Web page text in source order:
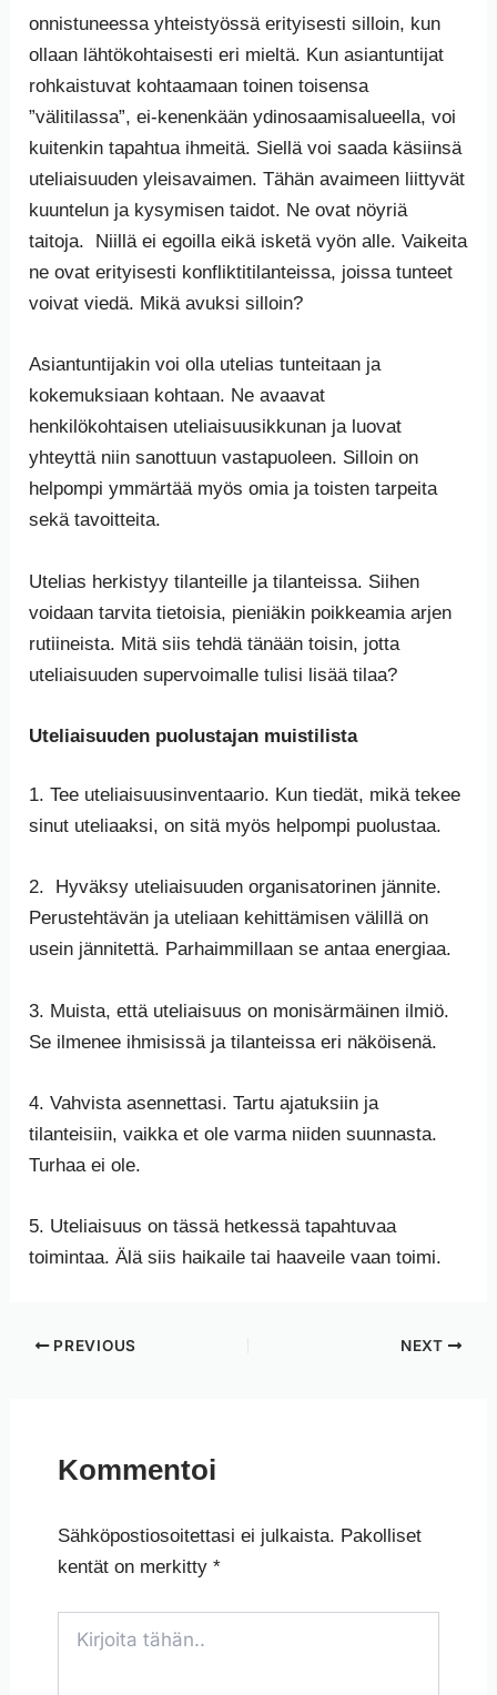
onnistuneessa yhteistyössä erityisesti silloin, kun
ollaan lähtökohtaisesti eri mieltä. Kun asiantuntijat
rohkaistuvat kohtaamaan toinen toisensa
”välitilassa”, ei-kenenkään ydinosaamisalueella, voi
kuitenkin tapahtua ihmeitä. Siellä voi saada käsiinsä
uteliaisuuden yleisavaimen. Tähän avaimeen liittyvät
kuuntelun ja kysymisen taidot. Ne ovat nöyriä
taitoja. Niillä ei egoilla eikä isketä vyön alle. Vaikeita
ne ovat erityisesti konfliktitilanteissa, joissa tunteet
voivat viedä. Mikä avuksi silloin?
Asiantuntijakin voi olla utelias tunteitaan ja
kokemuksiaan kohtaan. Ne avaavat
henkilökohtaisen uteliaisuusikkunan ja luovat
yhteyttä niin sanottuun vastapuoleen. Silloin on
helpompi ymmärtää myös omia ja toisten tarpeita
sekä tavoitteita.
Utelias herkistyy tilanteille ja tilanteissa. Siihen
voidaan tarvita tietoisia, pieniäkin poikkeamia arjen
rutiineista. Mitä siis tehdä tänään toisin, jotta
uteliaisuuden supervoimalle tulisi lisää tilaa?
Uteliaisuuden puolustajan muistilista
1. Tee uteliaisuusinventaario. Kun tiedät, mikä tekee
sinut uteliaaksi, on sitä myös helpompi puolustaa.
2. Hyväksy uteliaisuuden organisatorinen jännite.
Perustehtävän ja uteliaan kehittämisen välillä on
usein jännitettä. Parhaimmillaan se antaa energiaa.
3. Muista, että uteliaisuus on monisärmäinen ilmiö.
Se ilmenee ihmisissä ja tilanteissa eri näköisenä.
4. Vahvista asennettasi. Tartu ajatuksiin ja
tilanteisiin, vaikka et ole varma niiden suunnasta.
Turhaa ei ole.
5. Uteliaisuus on tässä hetkessä tapahtuvaa
toimintaa. Älä siis haikaile tai haaveile vaan toimi.
PREVIOUS NEXT
Kommentoi
Sähköpostiosoitettasi ei julkaista. Pakolliset
kentät on merkitty *
tähän..